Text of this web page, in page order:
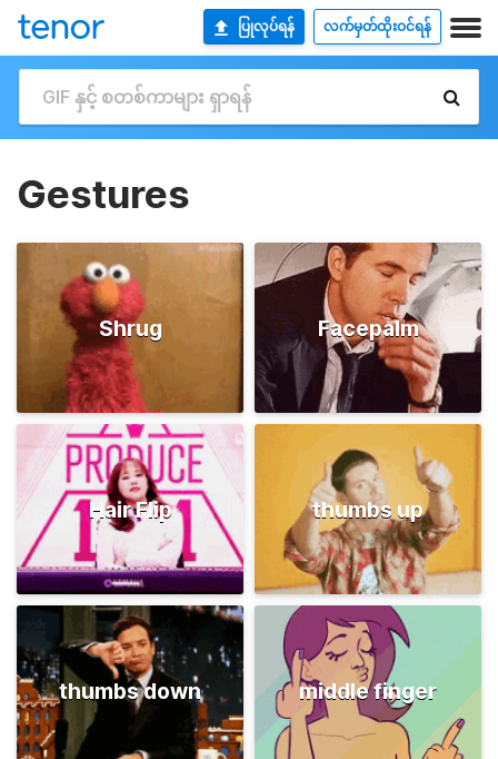
ပြုလုပ်ရန် လက်မှတ်ထိုးဝင်ရန်
Gestures
Shrug Facepalm
Hair Flip thumbs up
thumbs down middle finger